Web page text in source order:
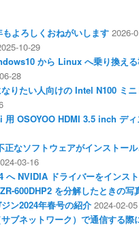
よろしくおねがいします 2026-
10-29
から Linux へ乗り換える
28
りたい人向けの Intel N100 ミ
用 OSOYOO HDMI 3.5 inch デ
正なソフトウェアがインストー
03-16
へ NVIDIA ドライバーをインス
600DHP2 を分解したときの写
ン2024年春号の紹介 2024-02-05
ブネットワーク）で通信する際